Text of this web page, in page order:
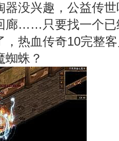
器没兴趣，公益传
廊……只要找一个已
，热血传奇10完整
蜘蛛？